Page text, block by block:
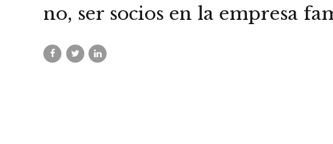
no, ser socios en la empresa